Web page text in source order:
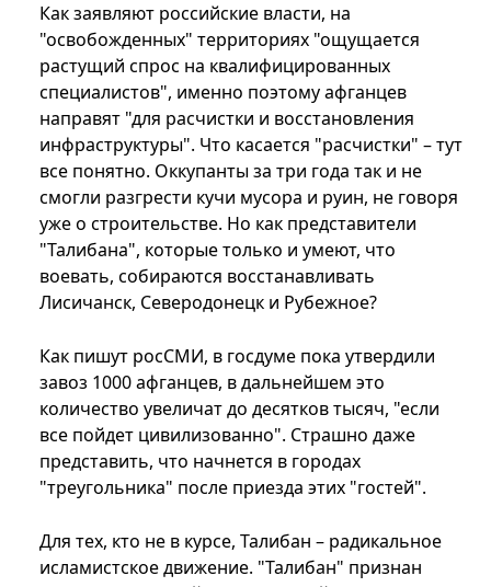
Как заявляют российские власти, на
"освобожденных" территориях "ощущается
растущий спрос на квалифицированных
специалистов", именно поэтому афганцев
направят "для расчистки и восстановления
инфраструктуры". Что касается "расчистки" – тут
все понятно. Оккупанты за три года так и не
смогли разгрести кучи мусора и руин, не говоря
уже о строительстве. Но как представители
"Талибана", которые только и умеют, что
воевать, собираются восстанавливать
Лисичанск, Северодонецк и Рубежное?
Как пишут росСМИ, в госдуме пока утвердили
завоз 1000 афганцев, в дальнейшем это
количество увеличат до десятков тысяч, "если
все пойдет цивилизованно". Страшно даже
представить, что начнется в городах
"треугольника" после приезда этих "гостей".
Для тех, кто не в курсе, Талибан – радикальное
исламистское движение. "Талибан" признан